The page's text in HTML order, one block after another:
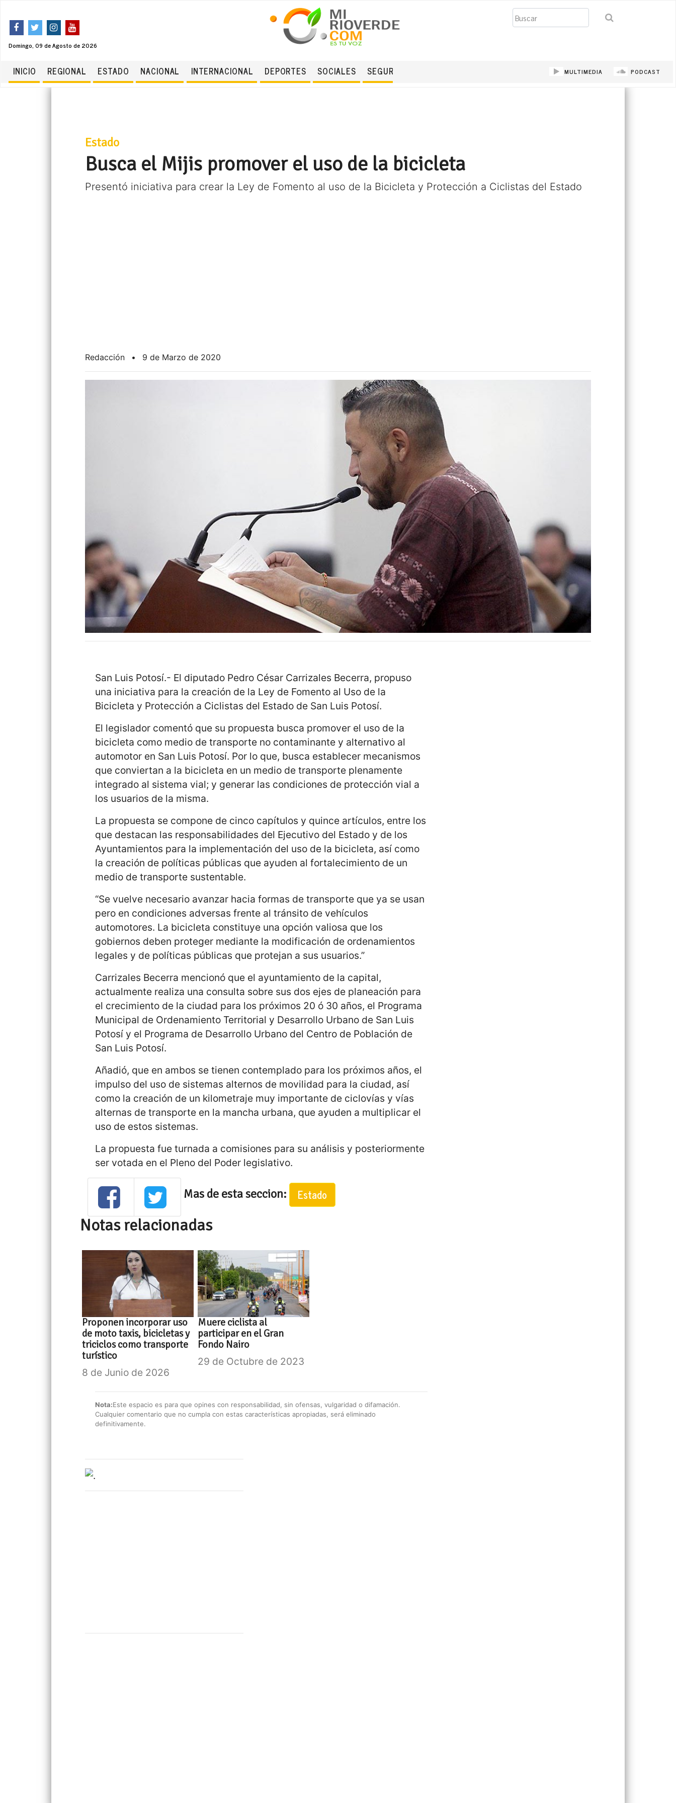
Domingo, 09 de Agosto de 2026
Buscar
INICIO REGIONAL ESTADO NACIONAL INTERNACIONAL DEPORTES SOCIALES SEGURIDAD MULTIMEDIA PODCAST
Estado
Busca el Mijis promover el uso de la bicicleta
Presentó iniciativa para crear la Ley de Fomento al uso de la Bicicleta y Protección a Ciclistas del Estado
Redacción • 9 de Marzo de 2020
San Luis Potosí.- El diputado Pedro César Carrizales Becerra, propuso
una iniciativa para la creación de la Ley de Fomento al Uso de la
Bicicleta y Protección a Ciclistas del Estado de San Luis Potosí.
El legislador comentó que su propuesta busca promover el uso de la
bicicleta como medio de transporte no contaminante y alternativo al
automotor en San Luis Potosí. Por lo que, busca establecer mecanismos
que conviertan a la bicicleta en un medio de transporte plenamente
integrado al sistema vial; y generar las condiciones de protección vial a
los usuarios de la misma.
La propuesta se compone de cinco capítulos y quince artículos, entre los
que destacan las responsabilidades del Ejecutivo del Estado y de los
Ayuntamientos para la implementación del uso de la bicicleta, así como
la creación de políticas públicas que ayuden al fortalecimiento de un
medio de transporte sustentable.
“Se vuelve necesario avanzar hacia formas de transporte que ya se usan
pero en condiciones adversas frente al tránsito de vehículos
automotores. La bicicleta constituye una opción valiosa que los
gobiernos deben proteger mediante la modificación de ordenamientos
legales y de políticas públicas que protejan a sus usuarios.”
Carrizales Becerra mencionó que el ayuntamiento de la capital,
actualmente realiza una consulta sobre sus dos ejes de planeación para
el crecimiento de la ciudad para los próximos 20 ó 30 años, el Programa
Municipal de Ordenamiento Territorial y Desarrollo Urbano de San Luis
Potosí y el Programa de Desarrollo Urbano del Centro de Población de
San Luis Potosí.
Añadió, que en ambos se tienen contemplado para los próximos años, el
impulso del uso de sistemas alternos de movilidad para la ciudad, así
como la creación de un kilometraje muy importante de ciclovías y vías
alternas de transporte en la mancha urbana, que ayuden a multiplicar el
uso de estos sistemas.
La propuesta fue turnada a comisiones para su análisis y posteriormente
ser votada en el Pleno del Poder legislativo.
Mas de esta seccion: Estado
Notas relacionadas
Proponen incorporar uso
de moto taxis, bicicletas y
triciclos como transporte
turístico
8 de Junio de 2026
Muere ciclista al
participar en el Gran
Fondo Nairo
29 de Octubre de 2023
Nota:Este espacio es para que opines con responsabilidad, sin ofensas, vulgaridad o difamación.
Cualquier comentario que no cumpla con estas características apropiadas, será eliminado
definitivamente.